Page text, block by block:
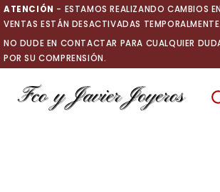
Ir
al
contenido
ATENCIÓN - ESTAMOS REALIZANDO CAMBIOS
VENTAS ESTÁN DESACTIVADAS TEMPORALMENTE.
NO DUDE EN CONTACTAR PARA CUALQUIER
POR SU COMPRENSIÓN.